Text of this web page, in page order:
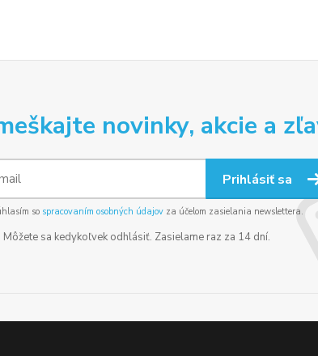
novinky, akcie a
Prihlásiť sa
so spracovaním osobných údajovza účelom zasielania newslettera.
Môžete sa kedykoľvek odhlásiť. Zasielame raz za 14 dní.